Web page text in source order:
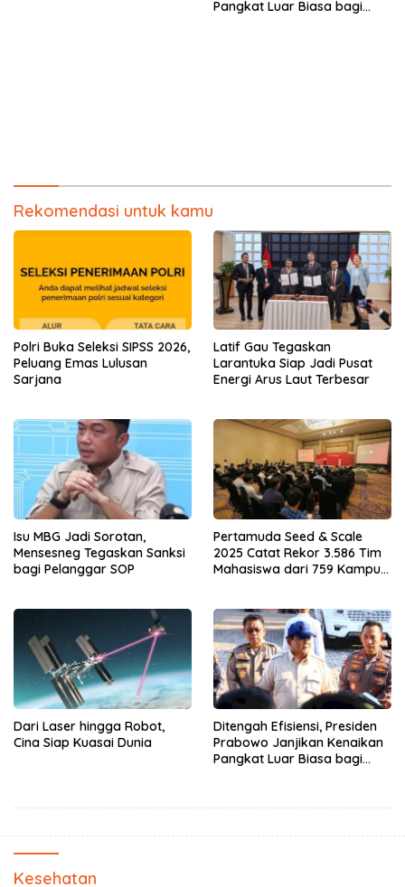
Pangkat Luar Biasa bagi
Rekomendasi untuk kamu
Polri Buka Seleksi SIPSS 2026,
Peluang Emas Lulusan
Sarjana
Latif Gau Tegaskan
Larantuka Siap Jadi Pusat
Energi Arus Laut Terbesar
Isu MBG Jadi Sorotan,
Mensesneg Tegaskan Sanksi
bagi Pelanggar SOP
Pertamuda Seed & Scale
2025 Catat Rekor 3.586 Tim
Mahasiswa dari 759 Kampus
Dari Laser hingga Robot,
Cina Siap Kuasai Dunia
Ditengah Efisiensi, Presiden
Prabowo Janjikan Kenaikan
Pangkat Luar Biasa bagi
Kesehatan